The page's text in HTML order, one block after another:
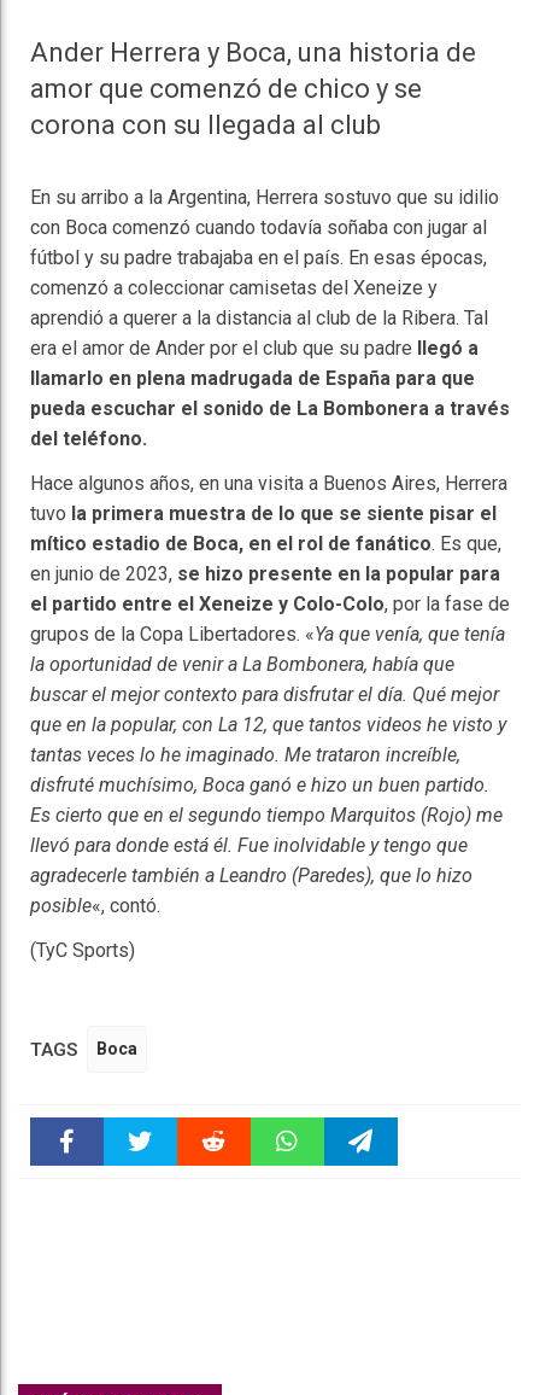
Ander Herrera y Boca, una historia de
amor que comenzó de chico y se
corona con su llegada al club
En su arribo a la Argentina, Herrera sostuvo que su idilio
con Boca comenzó cuando todavía soñaba con jugar al
fútbol y su padre trabajaba en el país. En esas épocas,
comenzó a coleccionar camisetas del Xeneize y
aprendió a querer a la distancia al club de la Ribera. Tal
era el amor de Ander por el club que su padre llegó a
llamarlo en plena madrugada de España para que
pueda escuchar el sonido de La Bombonera a través
del teléfono.
Hace algunos años, en una visita a Buenos Aires, Herrera
tuvo la primera muestra de lo que se siente pisar el
mítico estadio de Boca, en el rol de fanático. Es que,
en junio de 2023, se hizo presente en la popular para
el partido entre el Xeneize y Colo-Colo, por la fase de
grupos de la Copa Libertadores. «Ya que venía, que tenía
la oportunidad de venir a La Bombonera, había que
buscar el mejor contexto para disfrutar el día. Qué mejor
que en la popular, con La 12, que tantos videos he visto y
tantas veces lo he imaginado. Me trataron increíble,
disfruté muchísimo, Boca ganó e hizo un buen partido.
Es cierto que en el segundo tiempo Marquitos (Rojo) me
llevó para donde está él. Fue inolvidable y tengo que
agradecerle también a Leandro (Paredes), que lo hizo
posible«, contó.
(TyC Sports)
TAGS Boca